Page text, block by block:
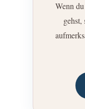
Wenn